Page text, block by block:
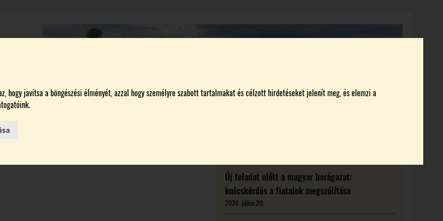
hogy javítsa a böngészési élményét, azzal hogy személyre szabott tartalmakat és célzott hirdetéseket jelenít meg, és elemzi a
BORÁSZATOK MAGYARORSZÁG LEGSZEBB SZŐLŐBIRTOKA 2026 KI KICSODA RENDEZVÉNYEK MAGAZIN
IDÉN
Új feladat előtt a magyar borágazat:
kulcskérdés a fiatalok megszólítása
2026. július 20.